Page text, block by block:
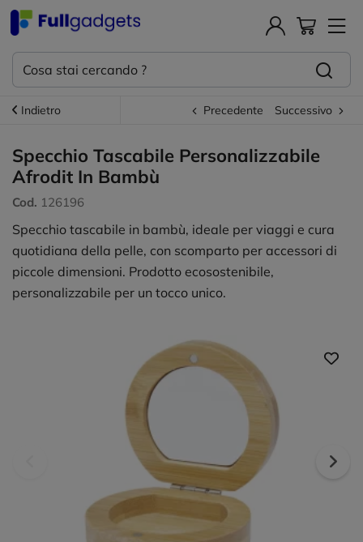
Indietro Precedente Successivo
Specchio Tascabile Personalizzabile
Afrodit In Bambù
Cod. 126196
Specchio tascabile in bambù, ideale per viaggi e cura
quotidiana della pelle, con scomparto per accessori di
piccole dimensioni. Prodotto ecosostenibile,
personalizzabile per un tocco unico.